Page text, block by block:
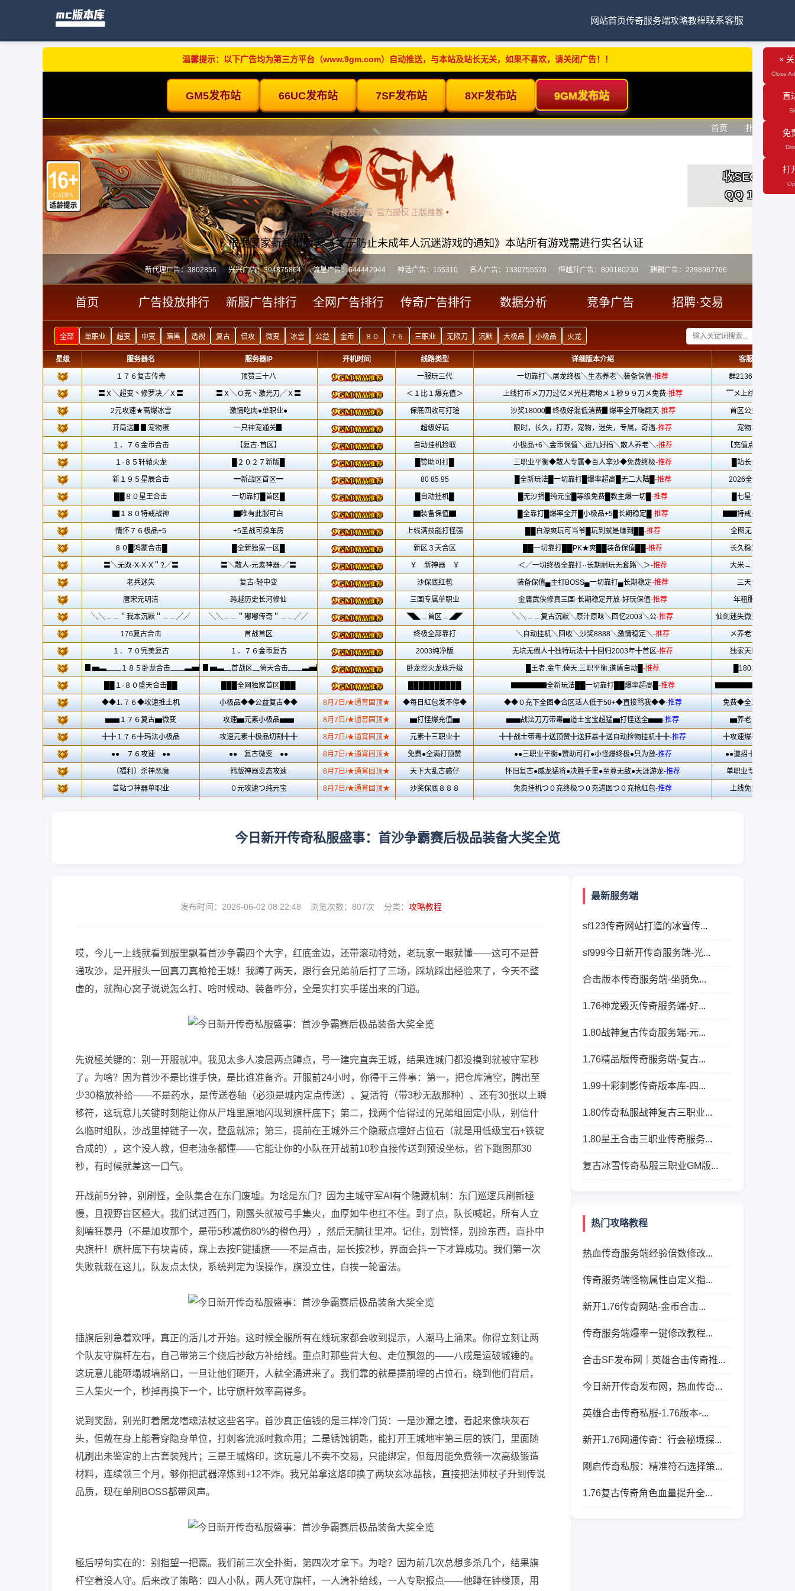
网站首页传奇服务端攻略教程联系客服
温馨提示：以下广告均为第三方平台（www.9gm.com）自动推送，与本站及站长无关，如果不喜欢，请关闭广告！！ ×
Close
直
免
打
今日新开传奇私服盛事：首沙争霸赛后极品装备大奖全览
发布时间：2026-06-02 08:22:48 浏览次数： 807次 分类： 攻略教程
哎，今儿一上线就看到服里飘着首沙争霸四个大字，红底金边，还带滚动特効，老玩家一眼就懂——这可不是普
通攻沙，是开服头一回真刀真枪抢王城！我蹲了两天，跟行会兄弟前后打了三场，踩坑踩出经验来了，今天不整
虚的，就掏心窝子说说怎么打、啥时候动、装备咋分，全是实打实手搓出来的门道。
先说極关键的：别一开服就冲。我见太多人凌晨两点蹲点，号一建完直奔王城，结果连城门都没摸到就被守军秒
了。为啥？因为首沙不是比谁手快，是比谁准备齐。开服前24小时，你得干三件事：第一，把仓库清空，腾出至
少30格放补给——不是药水，是传送卷轴（必须是城内定点传送）、复活符（带3秒无敌那种）、还有30张以上瞬
移符，这玩意儿关键时刻能让你从尸堆里原地闪现到旗杆底下；第二，找两个信得过的兄弟组固定小队，别信什
么临时组队，沙战里掉链子一次，整盘就凉；第三，提前在王城外三个隐蔽点埋好占位石（就是用低级宝石+铁锭
合成的），这个没人教，但老油条都懂——它能让你的小队在开战前10秒直接传送到预设坐标，省下跑图那30
秒，有时候就差这一口气。
开战前5分钟，别刷怪，全队集合在东门废墟。为啥是东门？因为主城守军AI有个隐藏机制：东门巡逻兵刷新極
慢，且视野盲区極大。我们试过西门，刚露头就被弓手集火，血厚如牛也扛不住。到了点，队长喊起，所有人立
刻嗑狂暴丹（不是加攻那个，是带5秒减伤80%的橙色丹），然后无脑往里冲。记住，别管怪，别捡东西，直扑中
央旗杆！旗杆底下有块青砖，踩上去按F键插旗——不是点击，是长按2秒，界面会抖一下才算成功。我们第一次
失败就栽在这儿，队友点太快，系统判定为误操作，旗没立住，白挨一轮雷法。
插旗后别急着欢呼，真正的活儿才开始。这时候全服所有在线玩家都会收到提示，人潮马上涌来。你得立刻让两
个队友守旗杆左右，自己带第三个绕后抄敌方补给线。重点盯那些背大包、走位飘忽的——八成是运破城锤的。
这玩意儿能砸塌城墙豁口，一旦让他们砸开，人就全涌进来了。我们靠的就是提前埋的占位石，绕到他们背后，
三人集火一个，秒掉再换下一个，比守旗杆效率高得多。
说到奖励，别光盯着屠龙嗜魂法杖这些名字。首沙真正值钱的是三样冷门货：一是沙漏之瞳，看起来像块灰石
头，但戴在身上能看穿隐身单位，打刺客流派时救命用；二是锈蚀钥匙，能打开王城地牢第三层的铁门，里面随
机刷出未鉴定的上古套装残片；三是王城烙印，这玩意儿不卖不交易，只能绑定，但每周能免费领一次高级锻造
材料，连续领三个月，够你把武器淬炼到+12不炸。我兄弟拿这烙印换了两块玄冰晶核，直接把法师杖子升到传说
品质，现在单刷BOSS都带风声。
極后唠句实在的：别指望一把赢。我们前三次全扑街，第四次才拿下。为啥？因为前几次总想多杀几个，结果旗
杆空着没人守。后来改了策略：四人小队，两人死守旗杆，一人清补给线，一人专职报点——他蹲在钟楼顶，用
最新服务端
sf123传奇网站打造的冰雪传...
sf999今日新开传奇服务端-光...
合击版本传奇服务端-坐骑免...
1.76神龙毁灭传奇服务端-好...
1.80战神复古传奇服务端-元...
1.76精品版传奇服务端-复古...
1.99十彩刺影传奇版本库-四...
1.80传奇私服战神复古三职业...
1.80星王合击三职业传奇服务...
复古冰雪传奇私服三职业GM版...
热门攻略教程
热血传奇服务端经验倍数修改...
传奇服务端怪物属性自定义指...
新开1.76传奇网站-金币合击...
传奇服务端爆率一键修改教程...
合击SF发布网｜英雄合击传奇推...
今日新开传奇发布网，热血传奇...
英雄合击传奇私服-1.76版本-...
新开1.76网通传奇：行会秘境探...
刚启传奇私服：精准符石选择策...
1.76复古传奇角色血量提升全...